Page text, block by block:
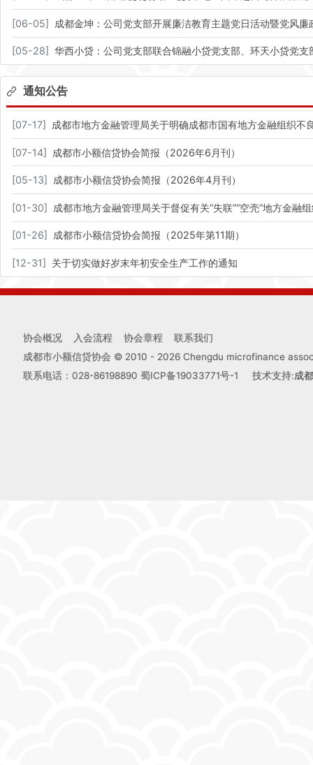
[06-05] 成都金坤：公司党支部开展廉洁教育主题党日活动暨党风
[05-28] 华西小贷：公司党支部联合锦融小贷党支部、环天小贷党
通知公告
[07-17] 成都市地方金融管理局关于明确成都市国有地方金融组织不
[07-14] 成都市小额信贷协会简报（2026年6月刊）
[05-13] 成都市小额信贷协会简报（2026年4月刊）
[01-30] 成都市地方金融管理局关于督促有关“失联”“空壳”地方金融
[01-26] 成都市小额信贷协会简报（2025年第11期）
[12-31] 关于切实做好岁末年初安全生产工作的通知
协会概况 入会流程 协会章程
联系我们
成都市小额信贷协会 © 2010 - 2026 Chengdu microfinance
联系电话：028-86198890 蜀ICP备19033771号-1 技术支持:成